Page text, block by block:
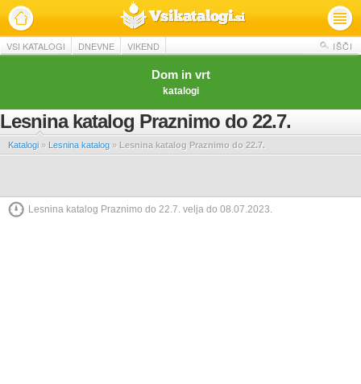
VSI KATALOGI DNEVNE VIKEND IŠČI
Dom in vrt
katalogi
Lesnina katalog Praznimo do 22.7.
Katalogi » Lesnina katalog » Lesnina katalog Praznimo do 22.7.
Lesnina katalog Praznimo do 22.7. velja do 08.07.2023.